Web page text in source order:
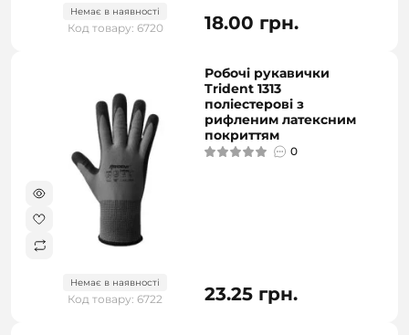
Немає в наявності
Код товару: 6720 18.00 грн.
Немає в наявності
Код товару: 6722
Робочі рукавички
Trident 1313
поліестерові з
рифленим латексним
покриттям
0
23.25 грн.